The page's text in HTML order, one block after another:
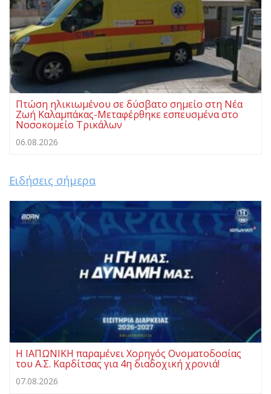
Πτώση ηλικιωμένου σε δύσβατο σημείο στη Νέα
Ζωή Καλαμπάκας-Μεταφέρθηκε εσπευσμένα στο
Νοσοκομείο Τρικάλων
06.08.2026
Ειδήσεις σήμερα
Η ΙΑΠΩΝΙΚΗ παραμένει Χορηγός Ονοματοδοσίας
του Α.Σ. Καρδίτσας για 4η διαδοχική χρονιά!
07.08.2026